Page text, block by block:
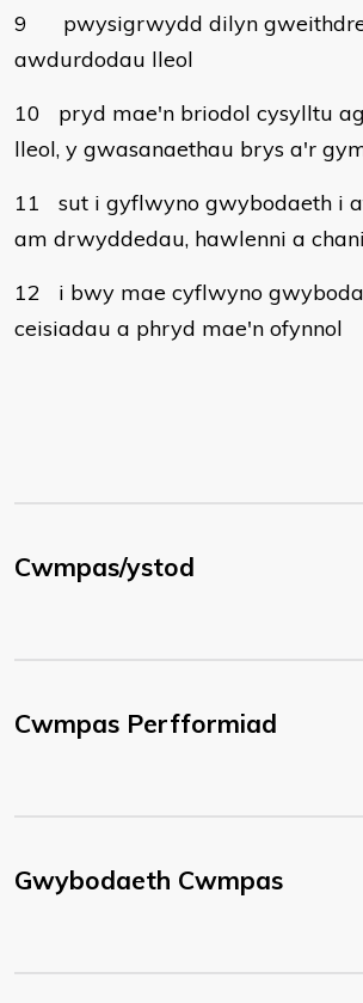
9
pwysigrwydd dilyn
awdurdodau lleol
10
pryd mae'n briodol cysylltu
lleol, y gwasanaethau brys a'r
11
sut i gyflwyno gwybodaeth i
am drwyddedau, hawlenni a
12
i bwy mae cyflwyno
ceisiadau a phryd mae'n ofynnol
Cwmpas/ystod
Cwmpas Perfformiad
Gwybodaeth Cwmpas